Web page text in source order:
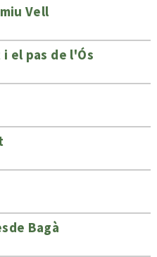
Vell
el pas de l'Ós
Bagà